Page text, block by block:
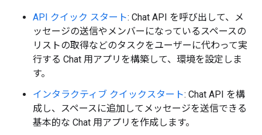
API クイック スタート: Chat API を呼び出して、メ
ッセージの送信やメンバーになっているスペースの
リストの取得などのタスクをユーザーに代わって実
行する Chat 用アプリを構築して、環境を設定しま
す。
インタラクティブ クイックスタート: Chat API を構
成し、スペースに追加してメッセージを送信できる
基本的な Chat 用アプリを作成します。